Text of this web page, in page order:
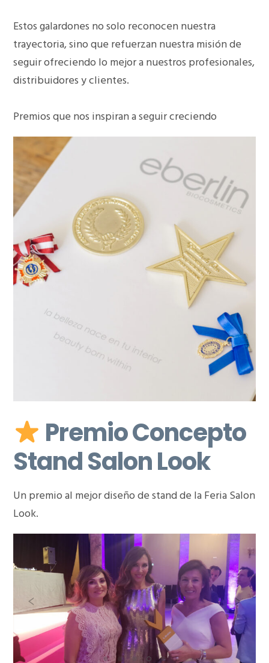
Estos galardones no solo reconocen nuestra
trayectoria, sino que refuerzan nuestra misión de
seguir ofreciendo lo mejor a nuestros profesionales,
distribuidores y clientes.
Premios que nos inspiran a seguir creciendo
Premio Concepto
Stand Salon Look
Un premio al mejor diseño de stand de la Feria Salon
Look.
Previous